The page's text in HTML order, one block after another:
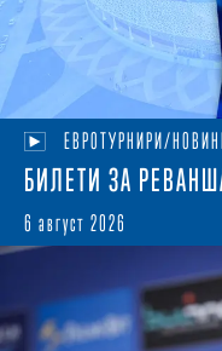
ЕВРОТУРНИРИ/
БИЛЕТИ ЗА
6 август 2026